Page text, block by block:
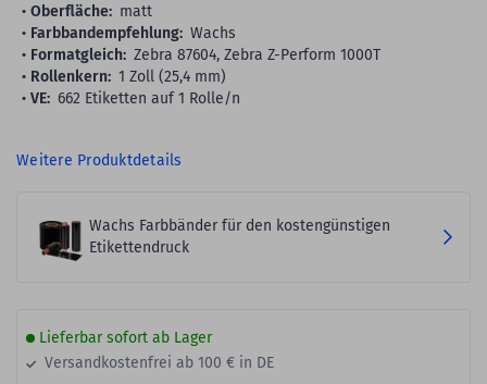
Oberfläche: matt
Farbbandempfehlung: Wachs
Formatgleich: Zebra 87604, Zebra Z-Perform 1000T
Rollenkern: 1 Zoll (25,4 mm)
VE: 662 Etiketten auf 1 Rolle/n
Weitere Produktdetails
Wachs Farbbänder für den kostengünstigen
Etikettendruck
Lieferbar sofort ab Lager
Versandkostenfrei ab 100 € in DE